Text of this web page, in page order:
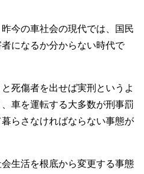
今の車社会の現代では、国民
になるか分からない時代で
死傷者を出せば実刑というよ
車を運転する大多数が刑事罰
らさなければならない事態が
生活を根底から変更する事態